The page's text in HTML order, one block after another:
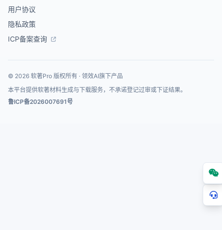
用户协议
隐私政策
ICP备案查询
© 2026 软著Pro 版权所有 · 领效AI旗下产品
本平台提供软著材料生成与下载服务，不承诺登记过审或下证结果。
鲁ICP备2026007691号